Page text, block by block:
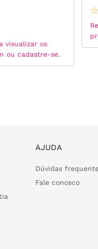
visualizar os
ou cadastre-se.
☆
AJUDA
Dúvidas
Fale conosco